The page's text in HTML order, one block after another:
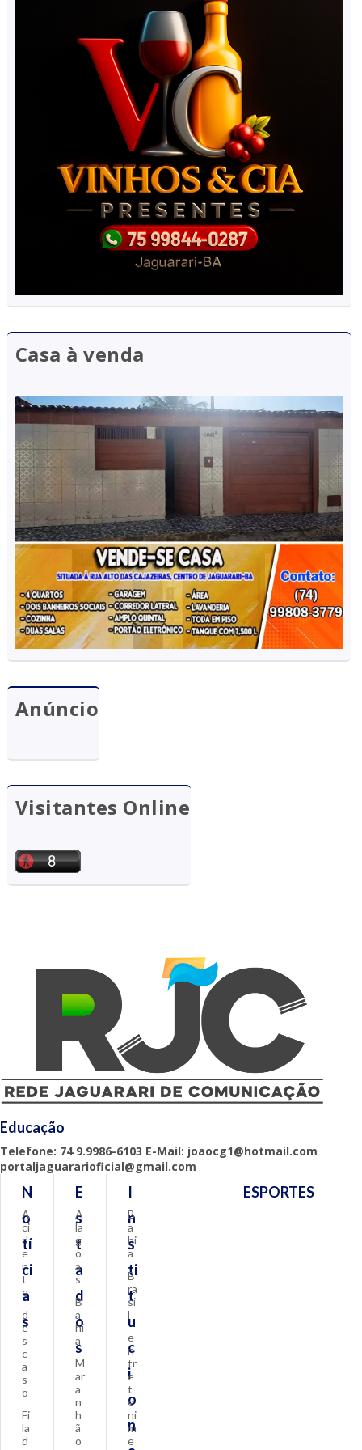
Casa à venda
Anúncio
Visitantes Online
Educação
Telefone: 74 9.9986-6103 E-Mail: joaocg1@hotmail.com
portaljaguararioficial@gmail.com
N
o
tí
ci
a
s
A
ci
d
e
n
t
e
d
e
s
c
a
s
o
Fi
la
d
E
s
t
a
d
o
s
A
la
g
o
a
s
B
a
hi
a
M
ar
a
n
h
ã
o
I
n
s
ti
t
u
c
i
o
n
B
a
hi
a
B
ra
si
l
e
n
tr
e
t
e
ni
m
e
ESPORTES